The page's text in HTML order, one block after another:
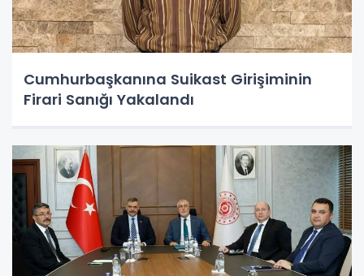
Cumhurbaşkanına Suikast Girişiminin
Firari Sanığı Yakalandı